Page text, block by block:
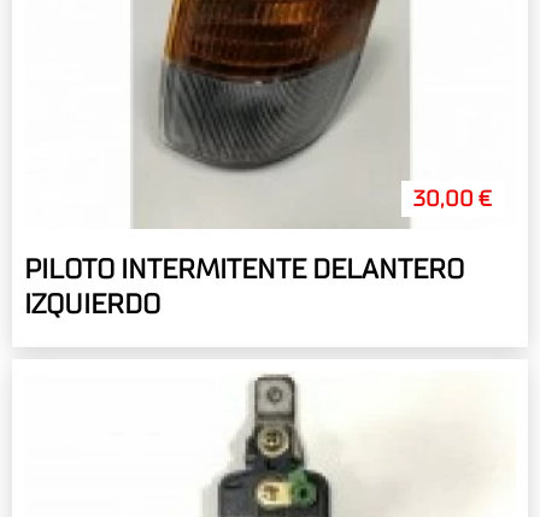
30,00 €
PILOTO INTERMITENTE DELANTERO
IZQUIERDO